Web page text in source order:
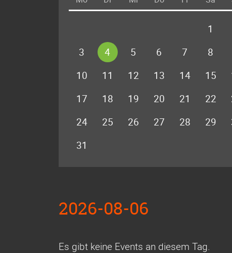
ntag enstag ttwoch nnerstag eitag
1
3
4 5 6 7 8
10
11 12 13 14 15
17
18 19 20 21 22
24
25 26 27 28 29
31
2026-08-06
Es gibt keine Events an diesem Tag.